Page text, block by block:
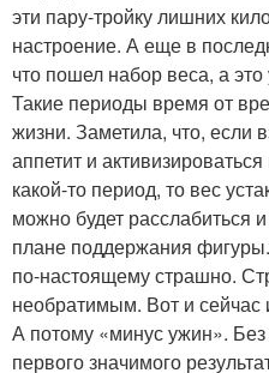
эти пару-тройку лишних
настроение. А еще в
что пошел набор веса, а
Такие периоды время от
жизни. Заметила, что, если
аппетит и
какой-то период, то вес
можно будет расслабиться
плане поддержания
по-настоящему страшно.
необратимым. Вот и
А потому «минус ужин».
первого значимого